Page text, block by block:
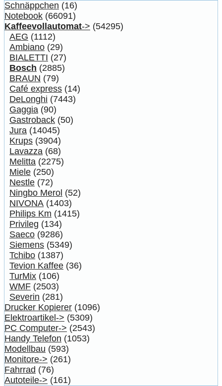
Schnäppchen (16)
Notebook (66091)
Kaffeevollautomat-> (54295)
AEG (1112)
Ambiano (29)
BIALETTI (27)
Bosch (2885)
BRAUN (79)
Café express (14)
DeLonghi (7443)
Gaggia (90)
Gastroback (50)
Jura (14045)
Krups (3904)
Lavazza (68)
Melitta (2275)
Miele (250)
Nestle (72)
Ningbo Merol (52)
NIVONA (1403)
Philips Km (1415)
Privileg (134)
Saeco (9286)
Siemens (5349)
Tchibo (1387)
Tevion Kaffee (36)
TurMix (106)
WMF (2503)
Severin (281)
Drucker Kopierer (1096)
Elektroartikel-> (5309)
PC Computer-> (2543)
Handy Telefon (1053)
Modellbau (593)
Monitore-> (261)
Fahrrad (76)
Autoteile-> (161)